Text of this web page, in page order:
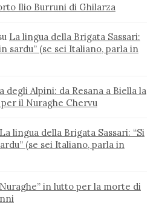
Ilio Burruni di Ghilarza
La lingua della Brigata Sassari:
sardu” (se sei Italiano, parla in
degli Alpini: da Resana a Biella la
il Nuraghe Chervu
La lingua della Brigata Sassari: “Si
(se sei Italiano, parla in
Nuraghe” in lutto per la morte di